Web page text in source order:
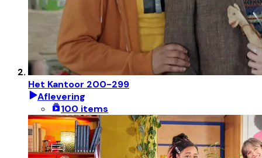
Het Kantoor 200-299
Aflevering
100 items